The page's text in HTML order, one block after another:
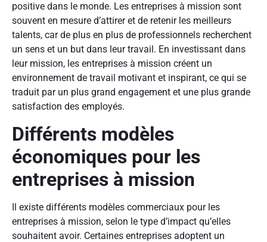
positive dans le monde. Les entreprises à mission sont
souvent en mesure d’attirer et de retenir les meilleurs
talents, car de plus en plus de professionnels recherchent
un sens et un but dans leur travail. En investissant dans
leur mission, les entreprises à mission créent un
environnement de travail motivant et inspirant, ce qui se
traduit par un plus grand engagement et une plus grande
satisfaction des employés.
Différents modèles
économiques pour les
entreprises à mission
Il existe différents modèles commerciaux pour les
entreprises à mission, selon le type d’impact qu’elles
souhaitent avoir. Certaines entreprises adoptent un